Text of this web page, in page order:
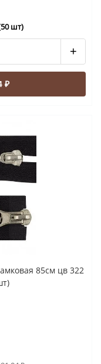
шт)
+
₽
85см цв 322